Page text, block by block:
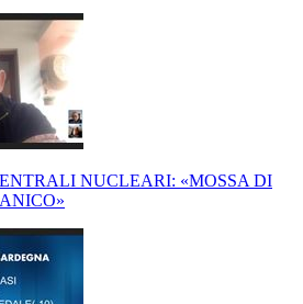
NUCLEARI: «MOSSA DI